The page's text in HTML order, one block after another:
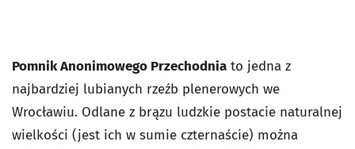
Pomnik Anonimowego Przechodnia to jedna z
najbardziej lubianych rzeźb plenerowych we
Wrocławiu. Odlane z brązu ludzkie postacie naturalnej
wielkości (jest ich w sumie czternaście) można